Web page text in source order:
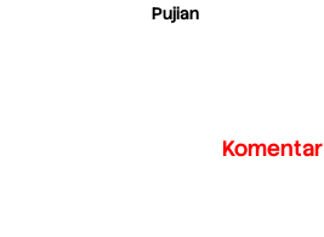
Pujian
Komentar